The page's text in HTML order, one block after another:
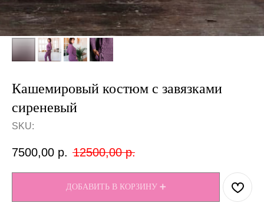
Кашемировый костюм с завязками
сиреневый
SKU:
7500,00 р. 12500,00 р.
ДОБАВИТЬ В КОРЗИНУ ➕